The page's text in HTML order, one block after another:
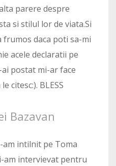
parere despre
si stilul lor de viata.Si
frumos daca poti sa-mi
acele declaratii pe
postat mi-ar face
citesc:). BLESS
Bazavan
am intilnit pe Toma
am intervievat pentru